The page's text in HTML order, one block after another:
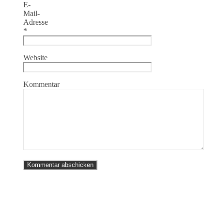
E-
Mail-
Adresse
*
Website
Kommentar